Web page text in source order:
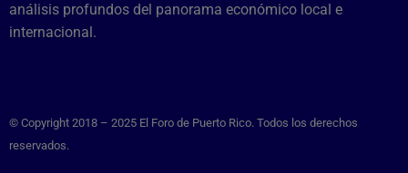
análisis profundos del panorama económico local e
internacional.
© Copyright 2018 – 2025 El Foro de Puerto Rico. Todos los derechos
reservados.